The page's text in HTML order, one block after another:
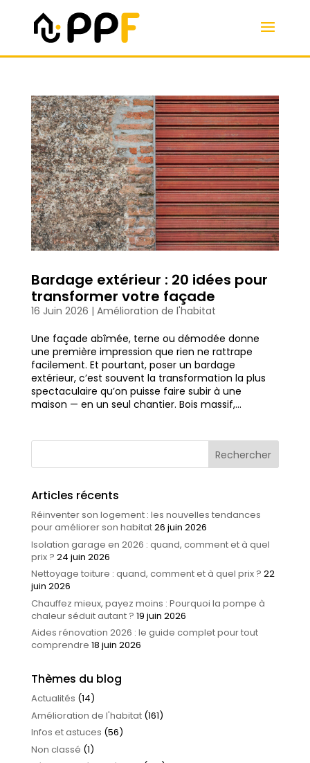
Bardage extérieur : 20 idées pour
transformer votre façade
16 Juin 2026 | Amélioration de l'habitat
Une façade abîmée, terne ou démodée donne
une première impression que rien ne rattrape
facilement. Et pourtant, poser un bardage
extérieur, c’est souvent la transformation la plus
spectaculaire qu’on puisse faire subir à une
maison — en un seul chantier. Bois massif,...
Articles récents
Réinventer son logement : les nouvelles tendances
pour améliorer son habitat26 juin 2026
Isolation garage en 2026 : quand, comment et à quel
prix ? 24 juin 2026
Nettoyage toiture : quand, comment et à quel prix ? 22
juin 2026
Chauffez mieux, payez moins : Pourquoi la pompe à
chaleur séduit autant ? 19 juin 2026
Aides rénovation 2026 : le guide complet pour tout
comprendre 18 juin 2026
Thèmes du blog
Actualités (14)
Amélioration de l'habitat(161)
Infos et astuces (56)
Non classé (1)